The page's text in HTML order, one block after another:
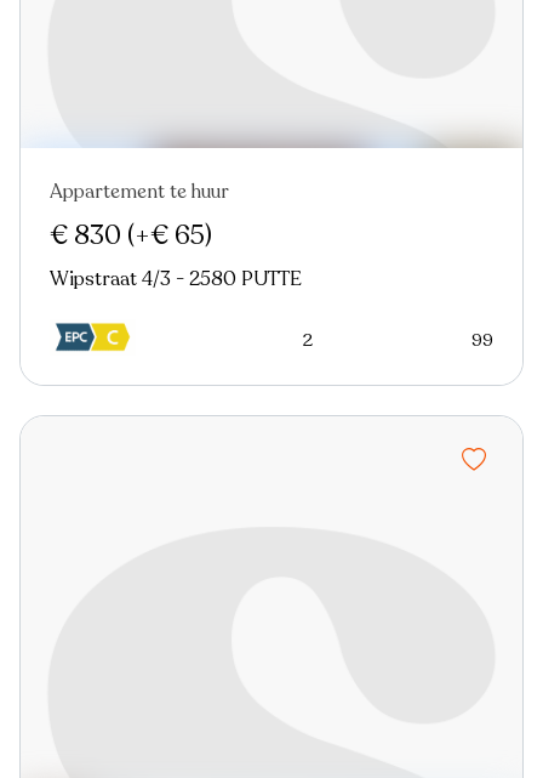
Nieuw Virtual tour
Appartement te huur
€ 830 (+€ 65)
Wipstraat 4/3 - 2580 PUTTE
2 99